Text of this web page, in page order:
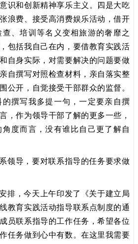
识和创新精神享乐主义。四是大吃
浪费、接受高消费娱乐活动，借开
、培训等名义变相旅游的奢靡之
包括我自己在内，要借教育实践活
自身实际，对需要解决的问题要做
自撰写对照检查材料，亲自落实整
公开，自觉接受干部群众的监督。
撰写我多提一句，一定要亲自撰
，作为领导干部了解的更多一些，
度而言，没有谁比自己更了解自
领导，要对联系指导的任务要求做
排，今天上午印发了《关于建立局
教育实践活动指导联系点制度的通
员联系指导的工作任务，希望各位
任务做到心中有数。在这里我需要